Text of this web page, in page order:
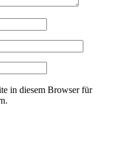
in diesem Browser für